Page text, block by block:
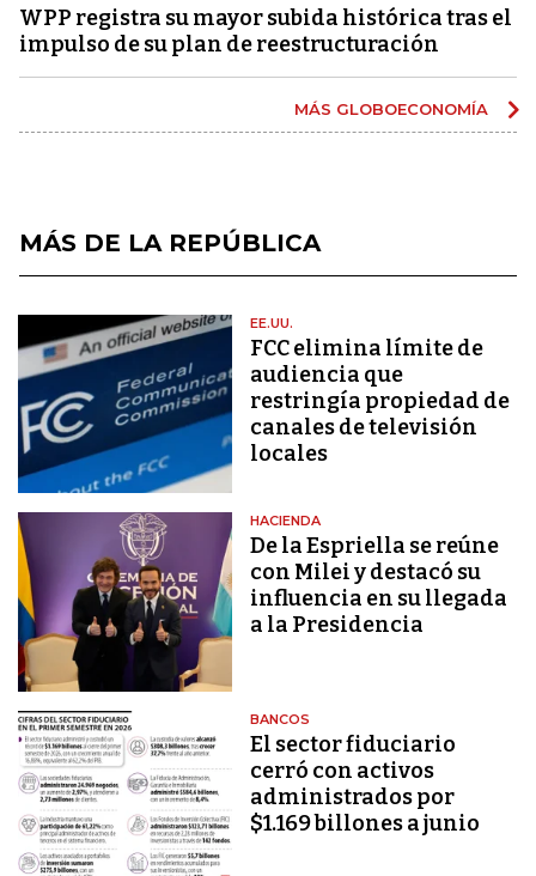
WPP registra su mayor subida histórica tras el
impulso de su plan de reestructuración
MÁS GLOBOECONOMÍA
MÁS DE LA REPÚBLICA
EE.UU.
FCC elimina límite de
audiencia que
restringía propiedad de
canales de televisión
locales
HACIENDA
De la Espriella se reúne
con Milei y destacó su
influencia en su llegada
a la Presidencia
BANCOS
El sector fiduciario
cerró con activos
administrados por
$1.169 billones a junio